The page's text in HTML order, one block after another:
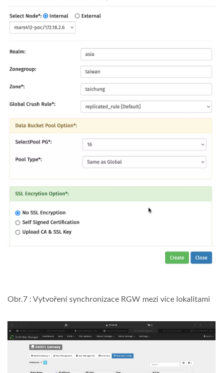
Obr.7 : Vytvoření synchronizace RGW mezi více lokalitami